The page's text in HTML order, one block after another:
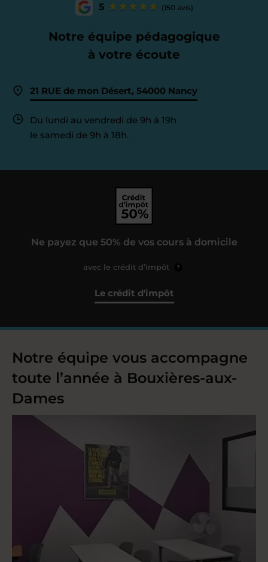
5 (150 avis)
Notre équipe pédagogique
à votre écoute
21 RUE de mon Désert, 54000 Nancy
Du lundi au vendredi de 9h à 19h
le samedi de 9h à 18h.
Ne payez que 50% de vos cours à domicile
avec le crédit d’impôt ?
Le crédit d'impôt
Notre équipe vous accompagne
toute l’année à Bouxières-aux-
Dames